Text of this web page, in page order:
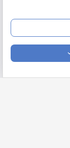
Un première
stratégie